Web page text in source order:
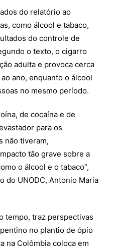
do relatório ao
como álcool e tabaco,
do controle de
o texto, o cigarro
adulta e provoca cerca
ano, enquanto o álcool
no mesmo período.
de cocaína e de
para os
não tiveram,
tão grave sobre a
o álcool e o tabaco”,
do UNODC, Antonio Maria
tempo, traz perspectivas
no plantio de ópio
na Colômbia coloca em